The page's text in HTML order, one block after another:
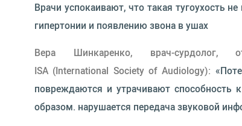
Врачи успокаивают, что такая тугоухость
гипертонии и появлению звона в ушах
Вера Шинкаренко, врач-сурдолог,
ISA (International Society of Audiology):
повреждаются и утрачивают способность
образом. нарушается передача звуковой